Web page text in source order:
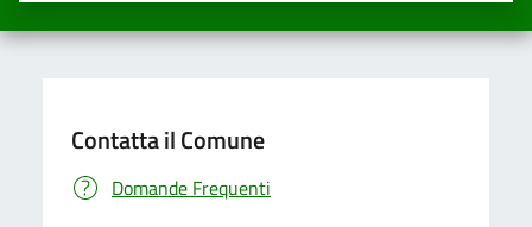
Contatta il Comune
Domande Frequenti